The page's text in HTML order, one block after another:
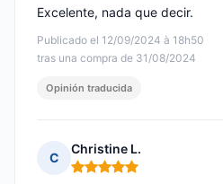
Publicado el 12/09/2024 à 18h50
tras una compra de 31/08/2024
Excelente, nada que decir.
Opinión traducida
C
Christine L.
Nota: 5 de 5